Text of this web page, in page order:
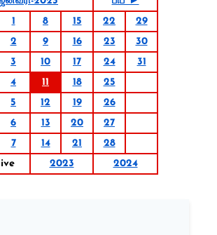
1 8 15 22
29
2 9 16 23
30
3 10 17 24
31
4 11 18
25
5 12 19
26
6 13 20
27
7 14 21
28
2023 2024